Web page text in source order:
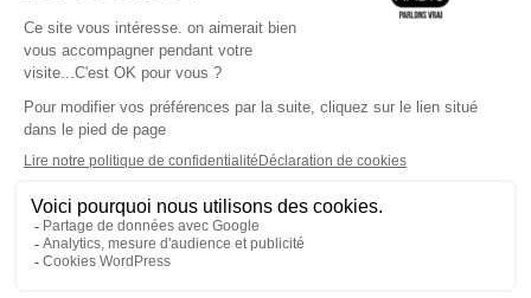
L'application Iphone / Android
Téléchargez l'application
Les cookies
Gestion des cookies
Crédit photos : ©Sud Radio / Pierre Olivier